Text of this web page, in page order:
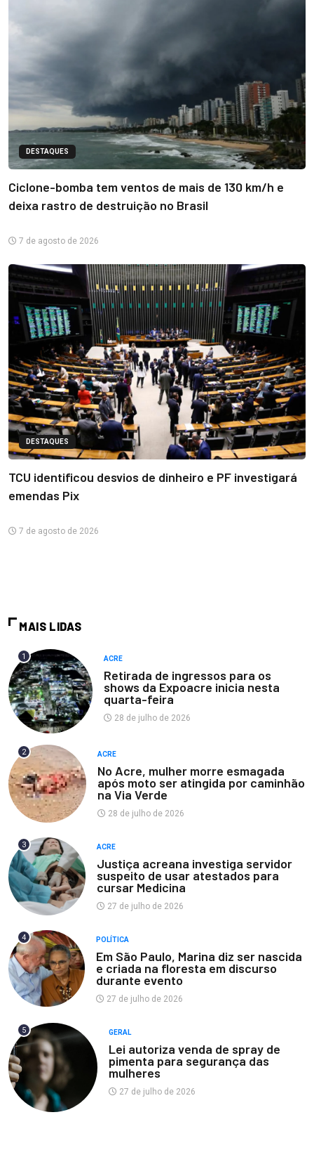
DESTAQUES
Ciclone-bomba tem ventos de mais de 130 km/h e
deixa rastro de destruição no Brasil
7 de agosto de 2026
DESTAQUES
TCU identificou desvios de dinheiro e PF investigará
emendas Pix
7 de agosto de 2026
MAIS LIDAS
1 ACRE
Retirada de ingressos para os
shows da Expoacre inicia nesta
quarta-feira
28 de julho de 2026
2 ACRE
No Acre, mulher morre esmagada
após moto ser atingida por caminhão
na Via Verde
28 de julho de 2026
3 ACRE
Justiça acreana investiga servidor
suspeito de usar atestados para
cursar Medicina
27 de julho de 2026
4 POLÍTICA
Em São Paulo, Marina diz ser nascida
e criada na floresta em discurso
durante evento
27 de julho de 2026
5 GERAL
Lei autoriza venda de spray de
pimenta para segurança das
mulheres
27 de julho de 2026